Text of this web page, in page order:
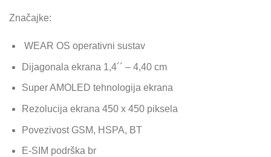
Značajke:
WEAR OS operativni sustav
Dijagonala ekrana 1,4´´ – 4,40 cm
Super AMOLED tehnologija ekrana
Rezolucija ekrana 450 x 450 piksela
Povezivost GSM, HSPA, BT
E-SIM podrška br